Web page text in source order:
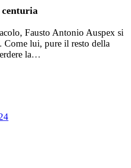
centuria
Fausto Antonio Auspex si
Come lui, pure il resto della
la…